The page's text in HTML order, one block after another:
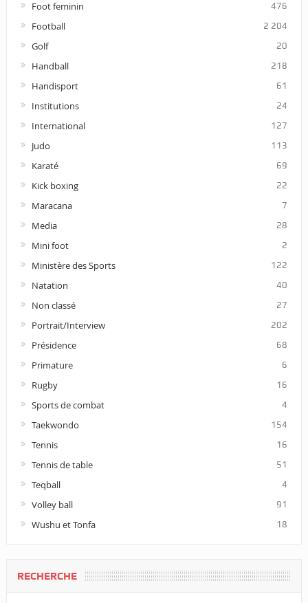
Foot feminin 476
Football 2 204
Golf 20
Handball 218
Handisport 61
Institutions 24
International 127
Judo 113
Karaté 69
Kick boxing 22
Maracana 7
Media 28
Mini foot 2
Ministère des Sports 122
Natation 40
Non classé 27
Portrait/Interview 202
Présidence 68
Primature 6
Rugby 16
Sports de combat 4
Taekwondo 154
Tennis 16
Tennis de table 51
Teqball 4
Volley ball 91
Wushu et Tonfa 18
RECHERCHE